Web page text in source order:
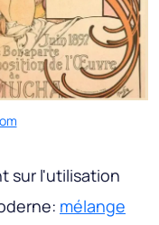
sur l'utilisation
mélange